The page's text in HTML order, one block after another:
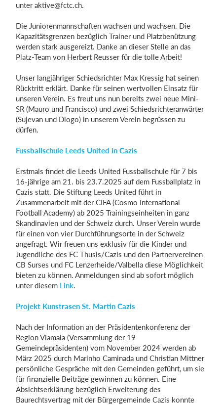
unteraktive@fctc.ch.
Die Juniorenmannschaften wachsen und wachsen. Die
Kapazitätsgrenzen bezüglich Trainer und Platzbenützung
werden stark ausgereizt. Danke an dieser Stelle an das
Platz-Team von Herbert Reusser für die tolle Arbeit!
Unser langjähriger Schiedsrichter Max Kressig hat seinen
Rücktritt erklärt. Danke für seinen wertvollen Einsatz für
unseren Verein. Es freut uns nun bereits zwei neue Mini-
SR (Mauro und Francisco) und zwei Schiedsrichteranwärter
(Sujevan und Diogo) in unserem Verein begrüssen zu
dürfen.
Fussballschule Leeds United in Cazis
Erstmals findet die Leeds United Fussballschule für 7 bis
16-jährige am 21. bis 23.7.2025 auf dem Fussballplatz in
Cazis statt. Die Stiftung Leeds United führt in
Zusammenarbeit mit der CIFA (Cosmo International
Football Academy) ab 2025 Trainingseinheiten in ganz
Skandinavien und der Schweiz durch. Unser Verein wurde
für einen von vier Durchführungsorte in der Schweiz
angefragt. Wir freuen uns exklusiv für die Kinder und
Jugendliche des FC Thusis/Cazis und den Partnervereinen
CB Surses und FC Lenzerheide/Valbella diese Möglichkeit
bieten zu können. Anmeldungen sind ab sofort möglich
unter diesem Link.
Projekt Kunstrasen St. Martin Cazis
Nach der Information an der Präsidentenkonferenz der
Region Viamala (Versammlung der 19
Gemeindepräsidenten) vom November 2024 werden ab
März 2025 durch Marinho Caminada und Christian Mittner
persönliche Gespräche mit den Gemeinden geführt, um sie
für finanzielle Beiträge gewinnen zu können. Eine
Absichtserklärung bezüglich Erweiterung des
Baurechtsvertrag mit der Bürgergemeinde Cazis konnte